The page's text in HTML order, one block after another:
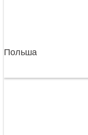
Польша